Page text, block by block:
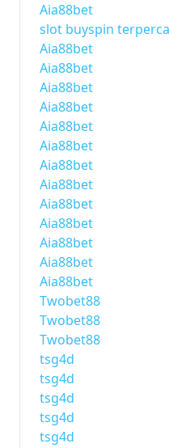
Aia88bet
slot buyspin
Aia88bet
Aia88bet
Aia88bet
Aia88bet
Aia88bet
Aia88bet
Aia88bet
Aia88bet
Aia88bet
Aia88bet
Aia88bet
Aia88bet
Aia88bet
Twobet88
Twobet88
Twobet88
tsg4d
tsg4d
tsg4d
tsg4d
tsg4d